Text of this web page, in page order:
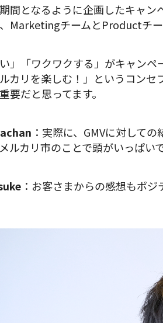
間となるように企画したキャ
MarketingチームとProductチー
い」「ワクワクする」がキャン
カリを楽しむ！」というコン
要だと思ってます。
：実際に、GMVに対して
ルカリ市のことで頭がいっぱい
：お客さまからの感想もポジ